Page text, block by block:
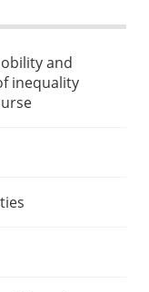
and
inequality